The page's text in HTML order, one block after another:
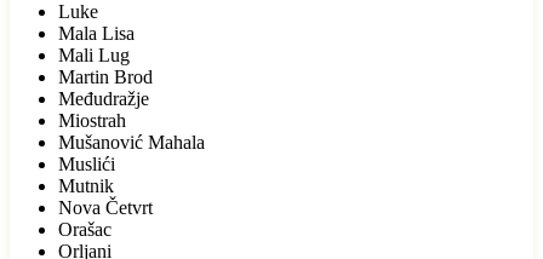
Luke
Mala Lisa
Mali Lug
Martin Brod
Međudražje
Miostrah
Mušanović Mahala
Muslići
Mutnik
Nova Četvrt
Orašac
Orljani